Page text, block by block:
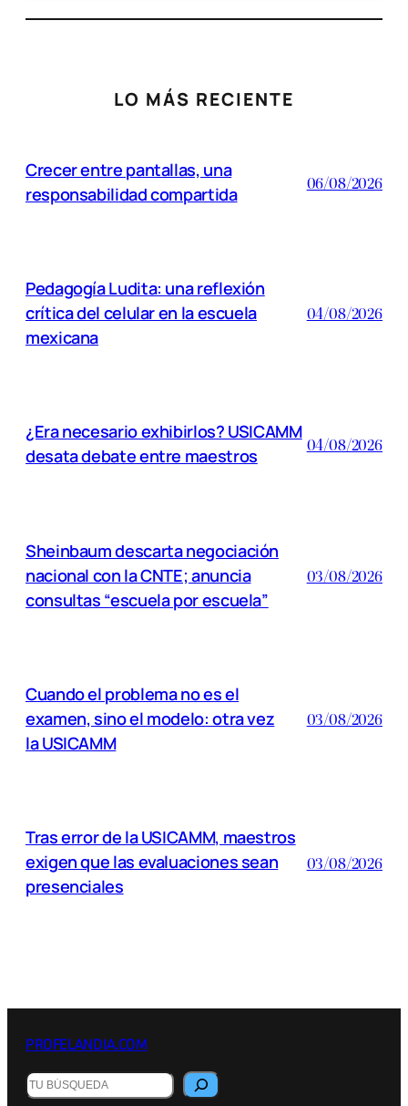
LO MÁS RECIENTE
Crecer entre pantallas, una
responsabilidad compartida
06/08/2026
Pedagogía Ludita: una reflexión
crítica del celular en la escuela
mexicana
04/08/2026
¿Era necesario exhibirlos? USICAMM
desata debate entre maestros
04/08/2026
Sheinbaum descarta negociación
nacional con la CNTE; anuncia
consultas “escuela por escuela”
03/08/2026
Cuando el problema no es el
examen, sino el modelo: otra vez
la USICAMM
03/08/2026
Tras error de la USICAMM, maestros
exigen que las evaluaciones sean
presenciales
03/08/2026
PROFELANDIA.COM
B
u